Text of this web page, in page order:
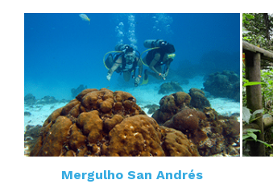
Mergulho San Andrés